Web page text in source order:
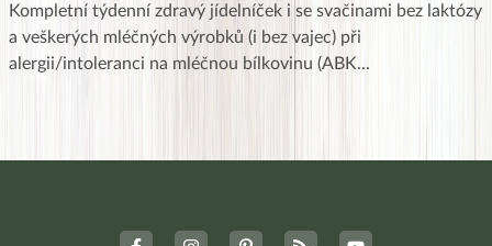
Kompletní týdenní zdravý jídelníček i se svačinami bez laktózy
a veškerých mléčných výrobků (i bez vajec) při
alergii/intoleranci na mléčnou bílkovinu (ABK...